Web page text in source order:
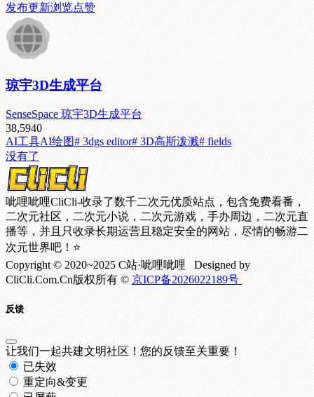
发布更新浏览点赞
琼宇3D生成平台
SenseSpace 琼宇3D生成平台
38,5940
AI工具AI绘图# 3dgs editor# 3D高斯泼溅# fields
没有了
呲哩呲哩CliCli-收录了数千二次元优质站点，包含免费看番，
二次元社区，二次元小说，二次元游戏，手办周边，二次元直
播等，并且只收录长期运营且稳定安全的网站，尽情的畅游二
次元世界吧！⭐
Copyright © 2020~2025 C站·呲哩呲哩 Designed by
CliCli.Com.Cn版权所有 © 京ICP备2026022189号
反馈
让我们一起共建文明社区！您的反馈至关重要！
已失效
重定向&变更